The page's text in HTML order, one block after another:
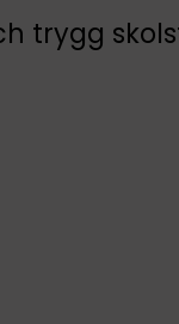
trygg